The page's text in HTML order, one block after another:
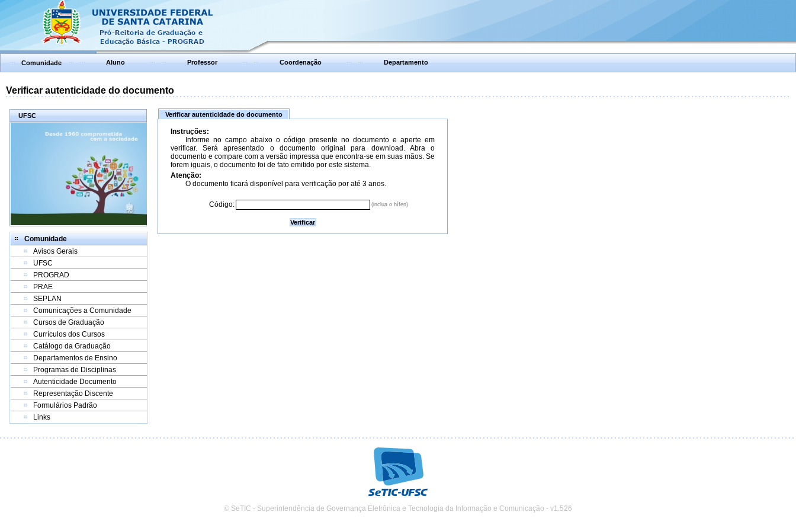
Comunidade Aluno Professor Coordenação Departamento
Verificar autenticidade do documento
UFSC
Comunidade
Avisos Gerais
UFSC
PROGRAD
PRAE
SEPLAN
Comunicações a Comunidade
Cursos de Graduação
Currículos dos Cursos
Catálogo da Graduação
Departamentos de Ensino
Programas de Disciplinas
Autenticidade Documento
Representação Discente
Formulários Padrão
Links
Verificar autenticidade do documento
Instruções:
Informe no campo abaixo o código presente no documento e aperte em
verificar. Será apresentado o documento original para download. Abra o
documento e compare com a versão impressa que encontra-se em suas mãos. Se
forem iguais, o documento foi de fato emitido por este sistema.
Atenção:
O documento ficará disponível para verificação por até 3 anos.
Código: (inclua o hífen)
© SeTIC - Superintendência de Governança Eletrônica e Tecnologia da Informação e Comunicação - v1.526